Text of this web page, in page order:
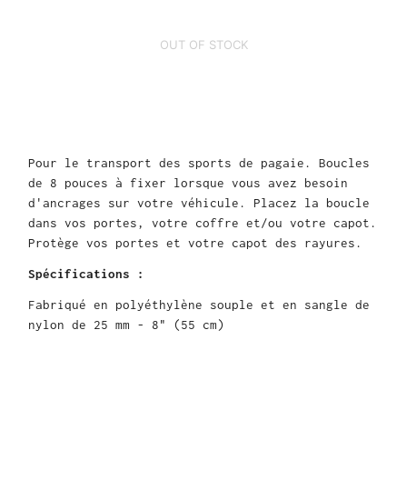
OUT OF STOCK
Pour le transport des sports de pagaie. Boucles
de 8 pouces à fixer lorsque vous avez besoin
d'ancrages sur votre véhicule. Placez la boucle
dans vos portes, votre coffre et/ou votre capot.
Protège vos portes et votre capot des rayures.
Spécifications :
Fabriqué en polyéthylène souple et en sangle de
nylon de 25 mm - 8" (55 cm)